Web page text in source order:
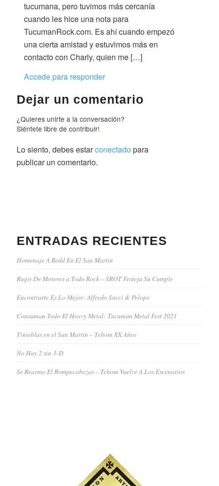
tucumana, pero tuvimos más cercanía
cuando les hice una nota para
TucumanRock.com. Es ahí cuando empezó
una cierta amistad y estuvimos más en
contacto con Charly, quien me […]
Accede para responder
Dejar un comentario
¿Quieres unirte a la conversación?
Siéntete libre de contribuir!
Lo siento, debes estarconectadopara
publicar un comentario.
ENTRADAS RECIENTES
Homenaje A Redd En El San Martin
Rugir De Motores a Todo Rock – SROT Festeja Su Cumple
Encontrarte Es Lo Mejor: Alfredo Socci & Pelops
Consuman Todo El Heavy Metal: Tucumán Metal Fest 2021
Tinieblas en el San Martín – Tehom XX Años
No Hay 2 sin 3-D
Se Rearmo El Rompecabezas – Tehom Vuelve A Los Escenarios